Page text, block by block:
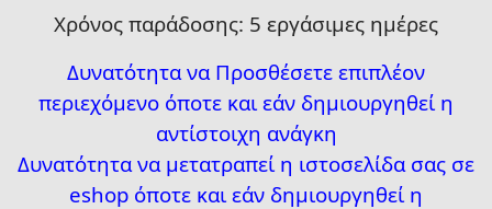
Χρόνος παράδοσης: 5 εργάσιμες ημέρες
Δυνατότητα να Προσθέσετε επιπλέον
περιεχόμενο όποτε και εάν δημιουργηθεί η
αντίστοιχη ανάγκη
Δυνατότητα να μετατραπεί η ιστοσελίδα σας σε
eshop όποτε και εάν δημιουργηθεί η